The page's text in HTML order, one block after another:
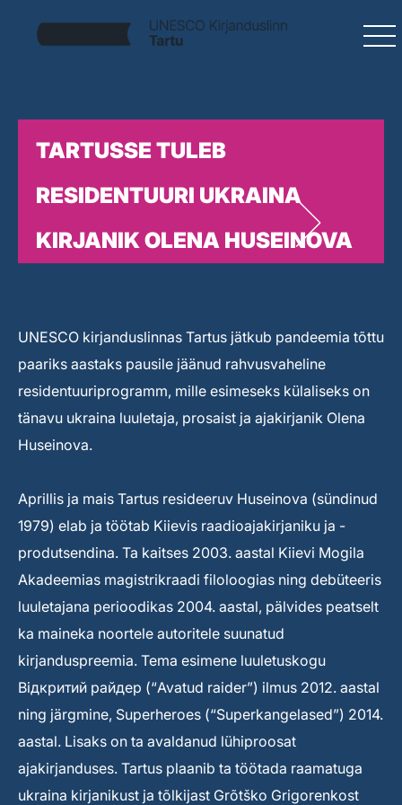
TARTUSSE TULEB
RESIDENTUURI UKRAINA
KIRJANIK OLENA HUSEINOVA
UNESCO kirjanduslinnas Tartus jätkub pandeemia tõttu
paariks aastaks pausile jäänud rahvusvaheline
residentuuriprogramm, mille esimeseks külaliseks on
tänavu ukraina luuletaja, prosaist ja ajakirjanik Olena
Huseinova.
Aprillis ja mais Tartus resideeruv Huseinova (sündinud
1979) elab ja töötab Kiievis raadioajakirjaniku ja -
produtsendina. Ta kaitses 2003. aastal Kiievi Mogila
Akadeemias magistrikraadi filoloogias ning debüteeris
luuletajana perioodikas 2004. aastal, pälvides peatselt
ka maineka noortele autoritele suunatud
kirjanduspreemia. Tema esimene luuletuskogu
Відкритий райдер (“Avatud raider”) ilmus 2012. aastal
ning järgmine, Superheroes (“Superkangelased”) 2014.
aastal. Lisaks on ta avaldanud lühiproosat
ajakirjanduses. Tartus plaanib ta töötada raamatuga
ukraina kirjanikust ja tõlkijast Grõtško Grigorenkost